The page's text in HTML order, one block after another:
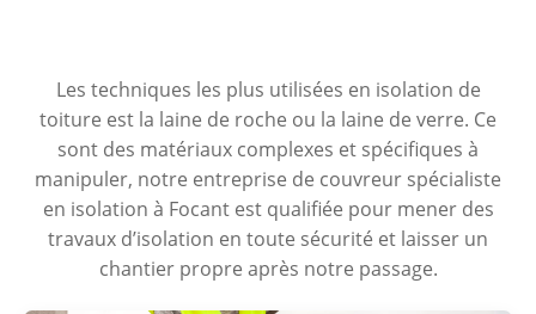
Les techniques les plus utilisées en isolation de
toiture est la laine de roche ou la laine de verre. Ce
sont des matériaux complexes et spécifiques à
manipuler, notre entreprise de couvreur spécialiste
en isolation à Focant est qualifiée pour mener des
travaux d’isolation en toute sécurité et laisser un
chantier propre après notre passage.